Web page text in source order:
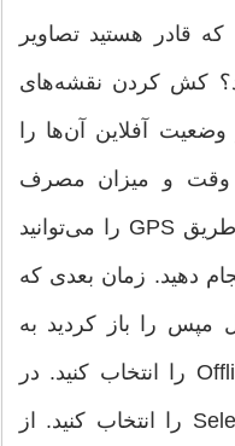
که قادر هستید تصاویر
کش کردن نقشه‌های
آفلاین آن‌ها را
وقت و میزان مصرف
داده‌ها) حتا فرآیند مسیریابی از طریق GPS را می‌توانید
دهید. زمان بعدی که
را باز کردید به
Menu بروید و گزینه Offline Maps را انتخاب کنید. در
ادامه گزینه Select your own map را انتخاب کنید. از